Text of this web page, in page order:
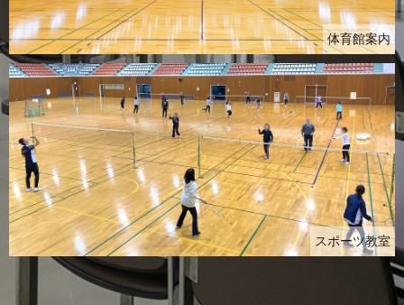
体育館案内
スポーツ教室